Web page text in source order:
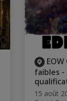
faibles -
15 août